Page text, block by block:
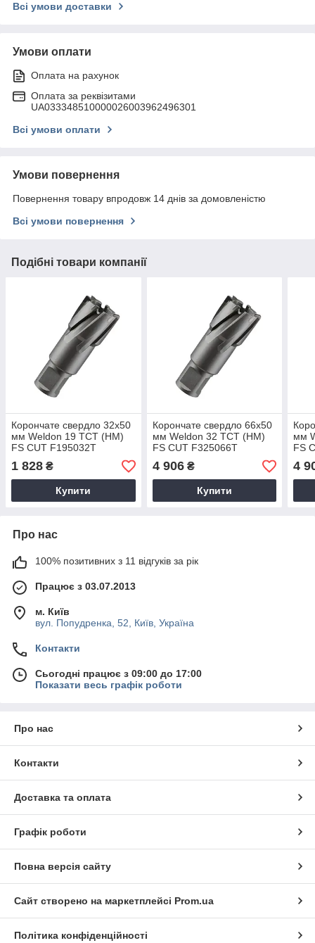
Всі умови доставки
Умови оплати
Оплата на рахунок
Оплата за реквізитами
UA033348510000026003962496301
Всі умови оплати
Умови повернення
Повернення товару впродовж 14 днів за домовленістю
Всі умови повернення
Подібні товари компанії
Корончате свердло 32x50
мм Weldon 19 TCT (НМ)
FS CUT F195032T
1 828 ₴
Купити
Корончате свердло 66x50
мм Weldon 32 TCT (НМ)
FS CUT F325066T
4 906₴
Купити
мм
FS
4
Про нас
100% позитивних з 11 відгуків за рік
Працює з 03.07.2013
м. Київ
вул. Попудренка, 52, Київ, Україна
Контакти
Сьогодні працює з 09:00 до 17:00
Показати весь графік роботи
Про нас
Контакти
Доставка та оплата
Графік роботи
Повна версія сайту
Сайт створено на маркетплейсі Prom.ua
Політика конфіденційності